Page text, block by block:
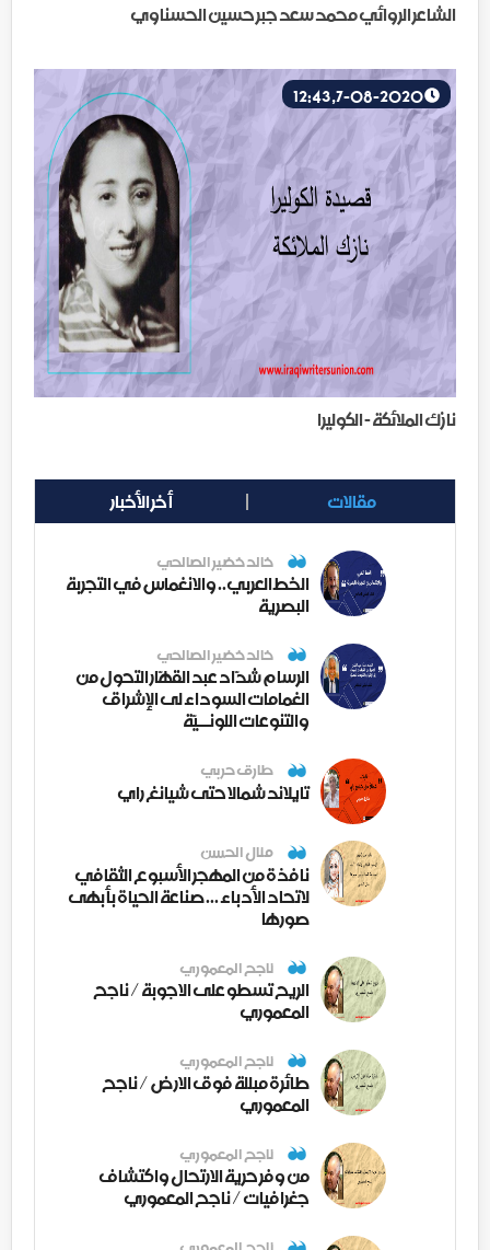
الشاعر الروائي محمد سعد جبر حسين الحسناوي
نازك الملائكة - الكوليرا
مقالات أخر الأخبار
خالد خضير الصالحي
الخط العربي.. والانغماس في التجربة
البصرية
خالد خضير الصالحي
الرسام شدّاد عبد القهّار التحول من
الغمامات السوداء لى الإشراق
والتنوعات اللونــيّة
طارق حربي
تايلاند شمالا حتى شيانغ راي
منال الحسن
نافذة من المهجر الأسبوع الثقافي
لاتحاد الأدباء ... صناعة الحياة بأبهى
صورها
ناجح المعموري
الريح تسطو على الاجوبة / ناجح
المعموري
ناجح المعموري
طائرة مبللة فوق الارض / ناجح
المعموري
ناجح المعموري
من وفر حرية الارتحال واكتشاف
جغرافيات / ناجح المعموري